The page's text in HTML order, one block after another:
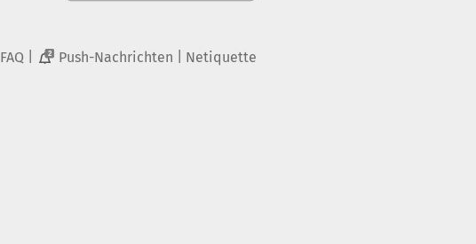
FAQ 2 Push-Nachrichten Netiquette